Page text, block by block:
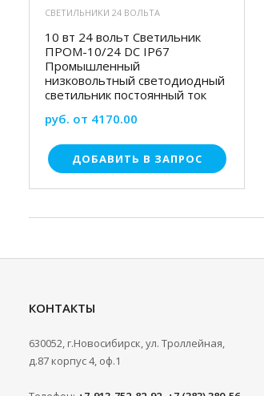
СВЕТИЛЬНИКИ 24 ВОЛЬТА
10 вт 24 вольт Светильник
ПРОМ-10/24 DC IP67
Промышленный
низковольтный светодиодный
светильник постоянный ток
руб. от 4170.00
ДОБАВИТЬ В ЗАПРОС
КОНТАКТЫ
630052, г.Новосибирск, ул. Троллейная,
д.87 корпус 4, оф.1